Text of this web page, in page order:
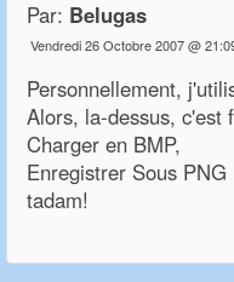
Par: Belugas
Vendredi 26 Octobre 2007 @
Personnellement,
Alors, la-dessus, c'est
Charger en BMP,
Enregistrer Sous PNG
tadam!